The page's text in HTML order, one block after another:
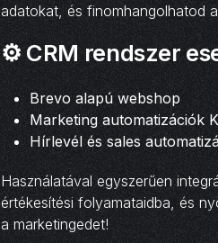
adatokat, és finomhangolhatod
⚙️ CRM rendszer
Brevo alapú webshop
Marketing automatizációk
Hírlevél és sales
Használatával egyszerűen
értékesítési folyamataidba, és
a marketingedet!